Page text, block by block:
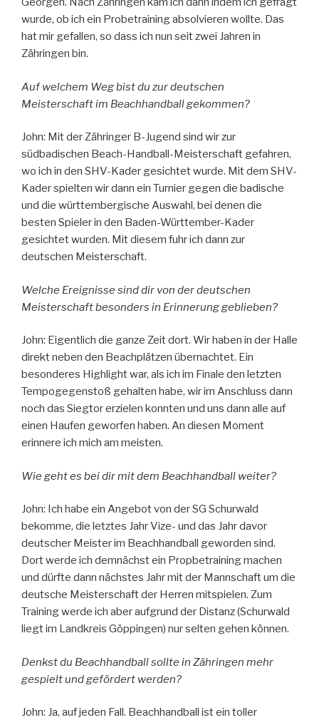
wurde, ob ich ein Probetraining absolvieren wollte. Das
hat mir gefallen, so dass ich nun seit zwei Jahren in
Zähringen bin.
Auf welchem Weg bist du zur deutschen
Meisterschaft im Beachhandball gekommen?
John: Mit der Zähringer B-Jugend sind wir zur
südbadischen Beach-Handball-Meisterschaft gefahren,
wo ich in den SHV-Kader gesichtet wurde. Mit dem SHV-
Kader spielten wir dann ein Turnier gegen die badische
und die württembergische Auswahl, bei denen die
besten Spieler in den Baden-Württember-Kader
gesichtet wurden. Mit diesem fuhr ich dann zur
deutschen Meisterschaft.
Welche Ereignisse sind dir von der deutschen
Meisterschaft besonders in Erinnerung geblieben?
John: Eigentlich die ganze Zeit dort. Wir haben in der Halle
direkt neben den Beachplätzen übernachtet. Ein
besonderes Highlight war, als ich im Finale den letzten
Tempogegenstoß gehalten habe, wir im Anschluss dann
noch das Siegtor erzielen konnten und uns dann alle auf
einen Haufen geworfen haben. An diesen Moment
erinnere ich mich am meisten.
Wie geht es bei dir mit dem Beachhandball weiter?
John: Ich habe ein Angebot von der SG Schurwald
bekomme, die letztes Jahr Vize- und das Jahr davor
deutscher Meister im Beachhandball geworden sind.
Dort werde ich demnächst ein Propbetraining machen
und dürfte dann nächstes Jahr mit der Mannschaft um die
deutsche Meisterschaft der Herren mitspielen. Zum
Training werde ich aber aufgrund der Distanz (Schurwald
liegt im Landkreis Göppingen) nur selten gehen können.
Denkst du Beachhandball sollte in Zähringen mehr
gespielt und gefördert werden?
John: Ja, auf jeden Fall. Beachhandball ist ein toller